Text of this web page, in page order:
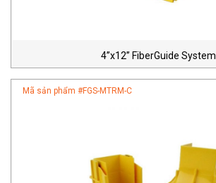
4”x12” FiberGuide System
Mã sản phẩm #FGS-MTRM-C